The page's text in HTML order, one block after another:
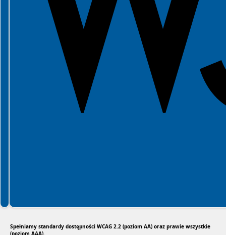
Spełniamy standardy dostępności WCAG 2.2 (poziom AA) oraz prawie wszystkie
(poziom AAA).